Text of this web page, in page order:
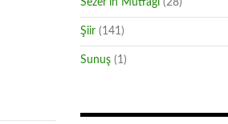
Sezer'in Mutfağı (28)
Şiir (141)
Sunuş (1)